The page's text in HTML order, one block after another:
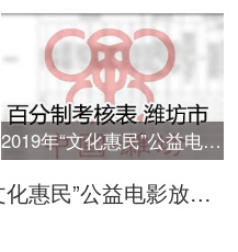
2019年“文化惠民”公益电影放映活动单次放映平台监管百分制考核表 潍坊
2019年“文化惠民”公益电影放映活动单次放映平台监管百分制考核表 滨州